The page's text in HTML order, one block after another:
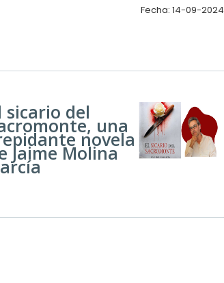
Fecha: 14-09-2024
sicario del
una
novela
Jaime Molina